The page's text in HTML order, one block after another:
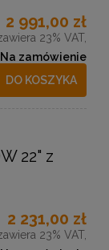
2 991,00 zł
23% VAT,
Na zamówienie
DO KOSZYKA
22" z
2 231,00 zł
23% VAT,